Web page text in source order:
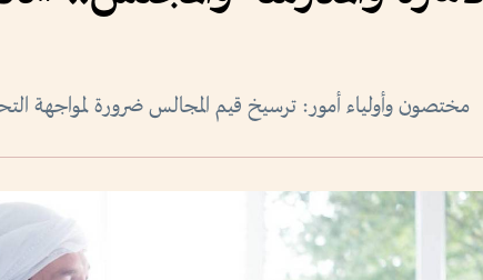
مختصون وأولياء أمور: ترسيخ قيم المجالس ضرورة لمواجهة